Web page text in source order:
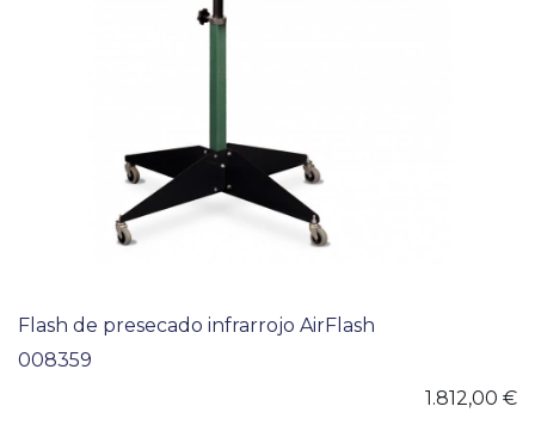
Flash de presecado infrarrojo AirFlash
008359
1.812,00 €